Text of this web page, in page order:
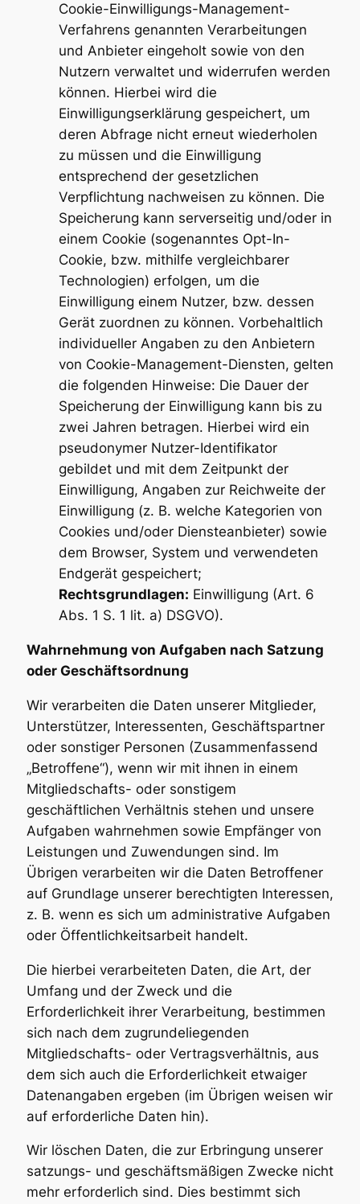
Cookie-Einwilligungs-Management-
Verfahrens genannten Verarbeitungen
und Anbieter eingeholt sowie von den
Nutzern verwaltet und widerrufen werden
können. Hierbei wird die
Einwilligungserklärung gespeichert, um
deren Abfrage nicht erneut wiederholen
zu müssen und die Einwilligung
entsprechend der gesetzlichen
Verpflichtung nachweisen zu können. Die
Speicherung kann serverseitig und/oder in
einem Cookie (sogenanntes Opt-In-
Cookie, bzw. mithilfe vergleichbarer
Technologien) erfolgen, um die
Einwilligung einem Nutzer, bzw. dessen
Gerät zuordnen zu können. Vorbehaltlich
individueller Angaben zu den Anbietern
von Cookie-Management-Diensten, gelten
die folgenden Hinweise: Die Dauer der
Speicherung der Einwilligung kann bis zu
zwei Jahren betragen. Hierbei wird ein
pseudonymer Nutzer-Identifikator
gebildet und mit dem Zeitpunkt der
Einwilligung, Angaben zur Reichweite der
Einwilligung (z. B. welche Kategorien von
Cookies und/oder Diensteanbieter) sowie
dem Browser, System und verwendeten
Endgerät gespeichert;
Rechtsgrundlagen: Einwilligung (Art. 6
Abs. 1 S. 1 lit. a) DSGVO).
Wahrnehmung von Aufgaben nach Satzung
oder Geschäftsordnung
Wir verarbeiten die Daten unserer Mitglieder,
Unterstützer, Interessenten, Geschäftspartner
oder sonstiger Personen (Zusammenfassend
„Betroffene“), wenn wir mit ihnen in einem
Mitgliedschafts- oder sonstigem
geschäftlichen Verhältnis stehen und unsere
Aufgaben wahrnehmen sowie Empfänger von
Leistungen und Zuwendungen sind. Im
Übrigen verarbeiten wir die Daten Betroffener
auf Grundlage unserer berechtigten Interessen,
z. B. wenn es sich um administrative Aufgaben
oder Öffentlichkeitsarbeit handelt.
Die hierbei verarbeiteten Daten, die Art, der
Umfang und der Zweck und die
Erforderlichkeit ihrer Verarbeitung, bestimmen
sich nach dem zugrundeliegenden
Mitgliedschafts- oder Vertragsverhältnis, aus
dem sich auch die Erforderlichkeit etwaiger
Datenangaben ergeben (im Übrigen weisen wir
auf erforderliche Daten hin).
Wir löschen Daten, die zur Erbringung unserer
satzungs- und geschäftsmäßigen Zwecke nicht
mehr erforderlich sind. Dies bestimmt sich